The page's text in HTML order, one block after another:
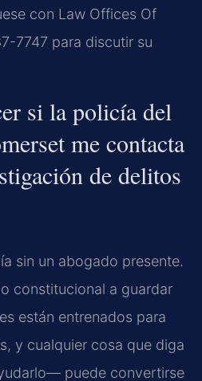
con Law Offices Of
7747 para discutir su
si la policía del
me contacta
de delitos
sin un abogado presente.
constitucional a guardar
están entrenados para
y cualquier cosa que diga
puede convertirse